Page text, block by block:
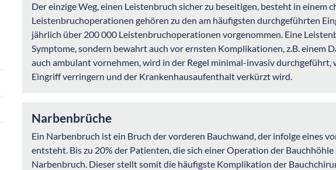
Der einzige Weg, einen Leistenbruch sicher zu beseitigen, besteht in einem
Leistenbruchoperationen gehören zu den am häufigsten durchgeführten
jährlich über 200 000 Leistenbruchoperationen vorgenommen. Eine
Symptome, sondern bewahrt auch vor ernsten Komplikationen, z.B. einem
auch ambulant vornehmen, wird in der Regel minimal-invasiv durchgeführt,
Eingriff verringern und der Krankenhausaufenthalt verkürzt wird.
Narbenbrüche
Ein Narbenbruch ist ein Bruch der vorderen Bauchwand, der infolge eines
entsteht. Bis zu 20% der Patienten, die sich einer Operation der
Narbenbruch. Dieser stellt somit die häufigste Komplikation der